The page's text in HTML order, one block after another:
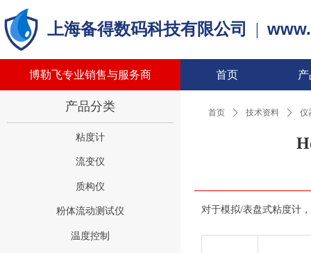
上海备得数码科技有限公司 |
首页
博勒飞专业销售与服务商
首页 ꄲ 技术资料 ꄲ 仪
对于模拟/表盘式粘度计
粘度计
流变仪
质构仪
粉体流动测试仪
温度控制
产品分类